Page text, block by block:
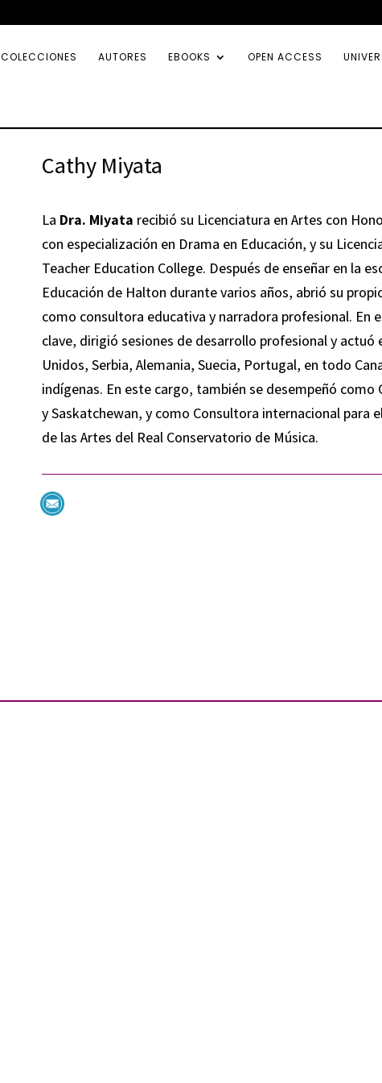
COLECCIONES AUTORES EBOOKS OPEN ACCESS
Cathy Miyata
La Dra. Miyata recibió su Licenciatura en Artes con
con especialización en Drama en Educación, y su
Teacher Education College. Después de enseñar en la
Educación de Halton durante varios años, abrió su
como consultora educativa y narradora profesional. En
clave, dirigió sesiones de desarrollo profesional y actuó
Unidos, Serbia, Alemania, Suecia, Portugal, en todo
indígenas. En este cargo, también se desempeñó
y Saskatchewan, y como Consultora internacional para
de las Artes del Real Conservatorio de Música.